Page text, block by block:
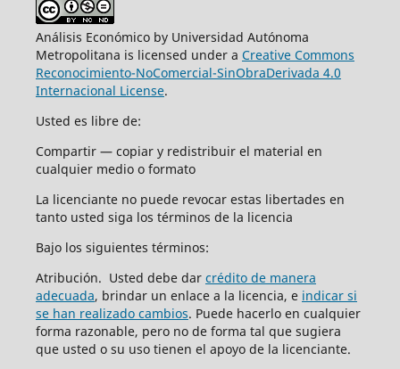
Análisis Económico by Universidad Autónoma
Metropolitana is licensed under a Creative Commons
Reconocimiento-NoComercial-SinObraDerivada 4.0
Internacional License.
Usted es libre de:
Compartir — copiar y redistribuir el material en
cualquier medio o formato
La licenciante no puede revocar estas libertades en
tanto usted siga los términos de la licencia
Bajo los siguientes términos:
Atribución. Usted debe dar crédito de manera
adecuada, brindar un enlace a la licencia, e indicar si
se han realizado cambios. Puede hacerlo en cualquier
forma razonable, pero no de forma tal que sugiera
que usted o su uso tienen el apoyo de la licenciante.